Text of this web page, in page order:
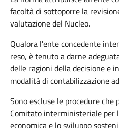
facoltà di sottoporre la
valutazione del Nucleo.
Qualora l'ente concedente
reso, è tenuto a darne
delle ragioni della decisione e
modalità di contabilizzazione
Sono escluse le procedure che
Comitato interministeriale per
economica e lo sviluppo